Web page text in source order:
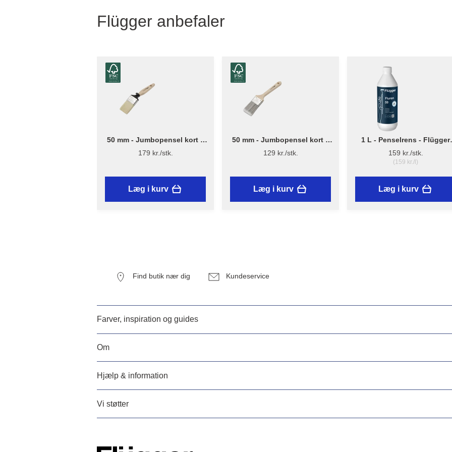
Flügger anbefaler
50 mm - Jumbopensel kort –
Flügger Excellence Series
179 kr./stk.
Læg i kurv
50 mm - Jumbopensel kort –
Flügger Pro Series
129 kr./stk.
Læg i kurv
1 L - Penselrens - Flügger
Fluren 59
159 kr./stk.
(159 kr./l)
Læg i kurv
Find butik nær dig Kundeservice
Farver, inspiration og guides
Om
Hjælp & information
Vi støtter